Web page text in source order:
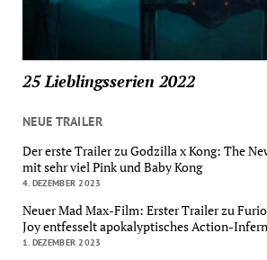
25 Lieblingsserien 2022
NEUE TRAILER
Der erste Trailer zu Godzilla x Kong: The
mit sehr viel Pink und Baby Kong
4. DEZEMBER 2023
Neuer Mad Max-Film: Erster Trailer zu
Joy entfesselt apokalyptisches Action-
1. DEZEMBER 2023